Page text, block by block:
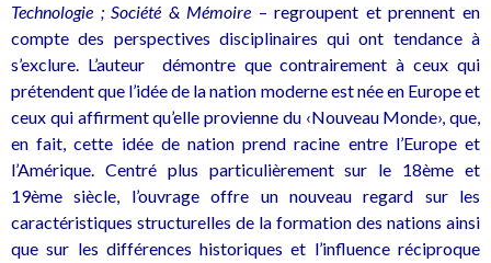
Technologie ; Société & Mémoire – regroupent et prennent en
compte des perspectives disciplinaires qui ont tendance à
s’exclure. L’auteur démontre que contrairement à ceux qui
prétendent que l’idée de la nation moderne est née en Europe et
ceux qui affirment qu’elle provienne du ‹Nouveau Monde›, que,
en fait, cette idée de nation prend racine entre l’Europe et
l’Amérique. Centré plus particulièrement sur le 18ème et
19ème siècle, l’ouvrage offre un nouveau regard sur les
caractéristiques structurelles de la formation des nations ainsi
que sur les différences historiques et l’influence réciproque